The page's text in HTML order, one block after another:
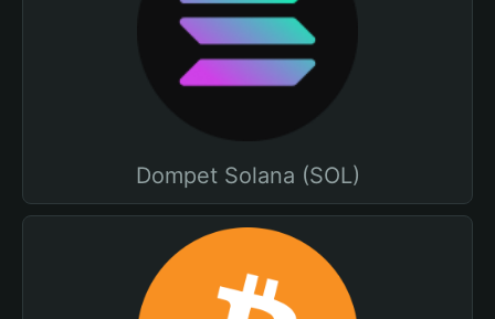
Dompet Solana (SOL)